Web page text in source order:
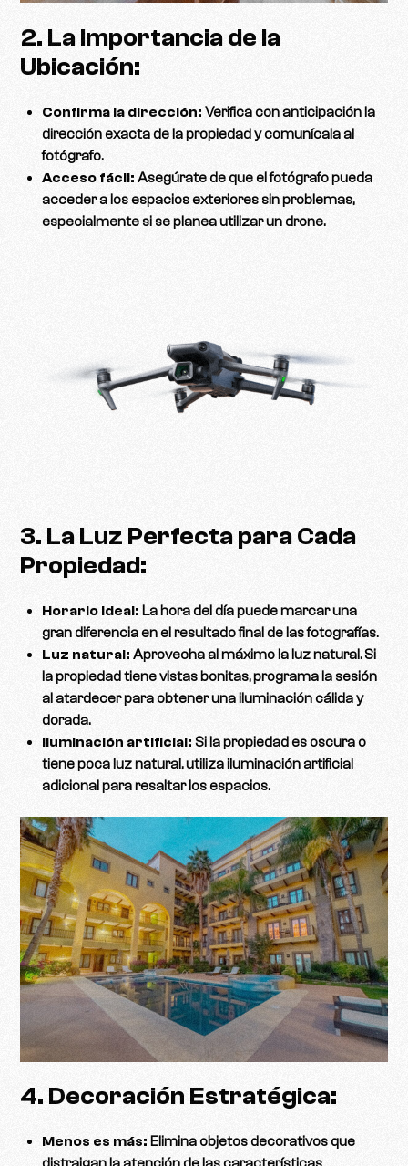
2. La Importancia de la
Ubicación:
Confirma la dirección: Verifica con anticipación la
dirección exacta de la propiedad y comunícala al
fotógrafo.
Acceso fácil: Asegúrate de que el fotógrafo pueda
acceder a los espacios exteriores sin problemas,
especialmente si se planea utilizar un drone.
3. La Luz Perfecta para Cada
Propiedad:
Horario ideal: La hora del día puede marcar una
gran diferencia en el resultado final de las fotografías.
Luz natural: Aprovecha al máximo la luz natural. Si
la propiedad tiene vistas bonitas, programa la sesión
al atardecer para obtener una iluminación cálida y
dorada.
Iluminación artificial: Si la propiedad es oscura o
tiene poca luz natural, utiliza iluminación artificial
adicional para resaltar los espacios.
4. Decoración Estratégica:
Menos es más: Elimina objetos decorativos que